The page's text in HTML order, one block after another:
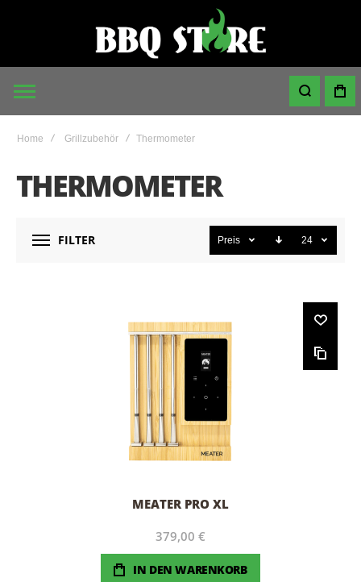
Home Grillzubehör Thermometer
THERMOMETER
FILTER Preis 24
MEATER PRO XL
379,00 €
IN DEN WARENKORB